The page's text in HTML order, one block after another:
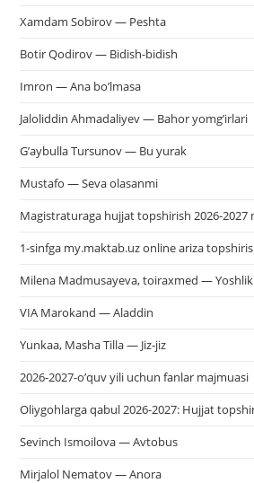
Xamdam Sobirov — Peshta
Botir Qodirov — Bidish-bidish
Imron — Ana bo’lmasa
Jaloliddin Ahmadaliyev — Bahor yomg’irlari
G’aybulla Tursunov — Bu yurak
Mustafo — Seva olasanmi
Magistraturaga hujjat topshirish 2026-2027
1-sinfga my.maktab.uz online ariza
Milena Madmusayeva, toiraxmed — Yoshlik
VIA Marokand — Aladdin
Yunkaa, Masha Tilla — Jiz-jiz
2026-2027-o’quv yili uchun fanlar majmuasi
Oliygohlarga qabul 2026-2027: Hujjat
Sevinch Ismoilova — Avtobus
Mirjalol Nematov — Anora